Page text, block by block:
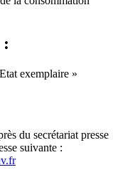
:
exemplaire »
du secrétariat presse
suivante :